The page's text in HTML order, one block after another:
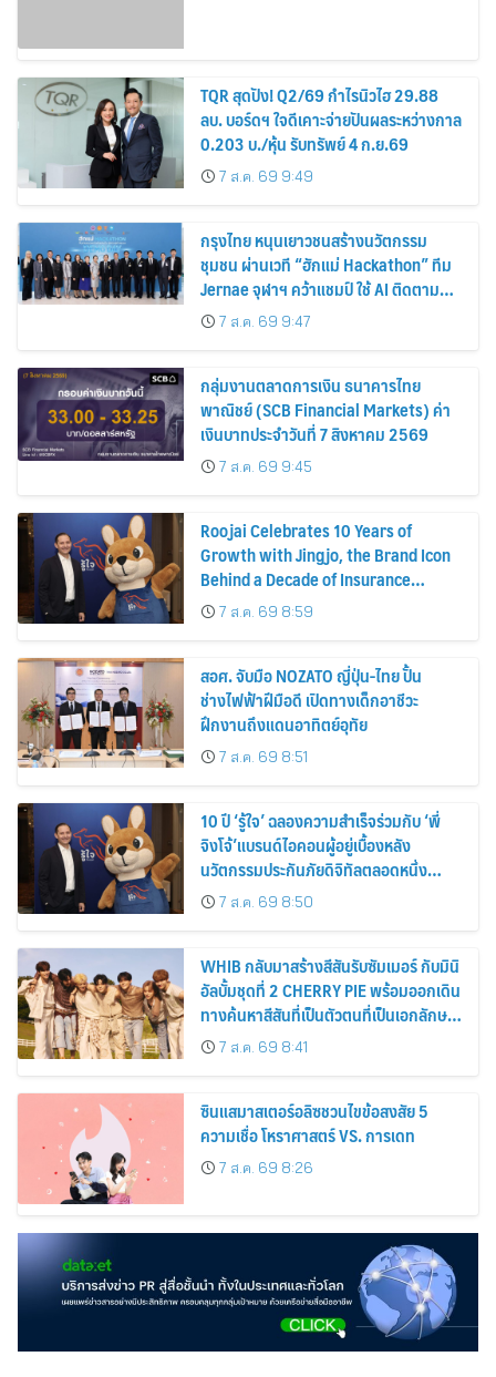
TQR สุดปัง! Q2/69 กำไรนิวไฮ 29.88
ลบ. บอร์ดฯ ใจดีเคาะจ่ายปันผลระหว่างกาล
0.203 บ./หุ้น รับทรัพย์ 4 ก.ย.69
7 ส.ค. 69 9:49
กรุงไทย หนุนเยาวชนสร้างนวัตกรรม
ชุมชน ผ่านเวที “ฮักแม่ Hackathon” ทีม
Jernae จุฬาฯ คว้าแชมป์ ใช้ AI ติดตาม
ทรัพย์สินสูญหาย
7 ส.ค. 69 9:47
กลุ่มงานตลาดการเงิน ธนาคารไทย
พาณิชย์ (SCB Financial Markets) ค่า
เงินบาทประจำวันที่ 7 สิงหาคม 2569
7 ส.ค. 69 9:45
Roojai Celebrates 10 Years of
Growth with Jingjo, the Brand Icon
Behind a Decade of Insurance
Innovation
7 ส.ค. 69 8:59
สอศ. จับมือ NOZATO ญี่ปุ่น-ไทย ปั้น
ช่างไฟฟ้าฝีมือดี เปิดทางเด็กอาชีวะ
ฝึกงานถึงแดนอาทิตย์อุทัย
7 ส.ค. 69 8:51
10 ปี ‘รู้ใจ’ ฉลองความสำเร็จร่วมกับ ‘พี่
จิงโจ้’แบรนด์ไอคอนผู้อยู่เบื้องหลัง
นวัตกรรมประกันภัยดิจิทัลตลอดหนึ่ง
ทศวรรษ
7 ส.ค. 69 8:50
WHIB กลับมาสร้างสีสันรับซัมเมอร์ กับมินิ
อัลบั้มชุดที่ 2 CHERRY PIE พร้อมออกเดิน
ทางค้นหาสีสันที่เป็นตัวตนที่เป็นเอกลักษณ์
ของตัวเอง
7 ส.ค. 69 8:41
ซินแสมาสเตอร์อลิซชวนไขข้อสงสัย 5
ความเชื่อ โหราศาสตร์ VS. การเดท
7 ส.ค. 69 8:26